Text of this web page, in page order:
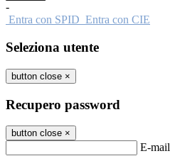
-
Entra con SPID Entra con CIE
Seleziona utente
button close ×
Recupero password
button close ×
E-mail